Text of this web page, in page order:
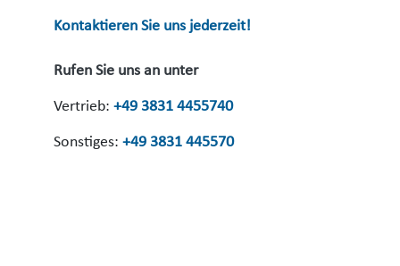
Kontaktieren Sie uns jederzeit!
Rufen Sie uns an unter
Vertrieb: +49 3831 4455740
Sonstiges: +49 3831 445570